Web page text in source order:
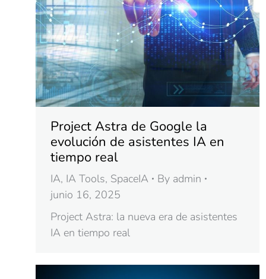
Project Astra de Google la
evolución de asistentes IA en
tiempo real
IA, IA Tools, SpaceIA By admin
junio 16, 2025
Project Astra: la nueva era de asistentes
IA en tiempo real